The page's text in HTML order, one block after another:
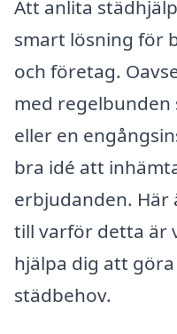
Att anlita
smart lösning för
och företag.
med
eller en
bra idé att
erbjudanden.
till varför detta är
hjälpa dig att
städbehov.